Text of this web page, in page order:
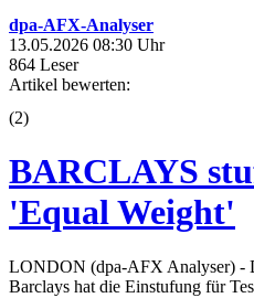
dpa-AFX-Analyser
13.05.2026 08:30 Uhr
864 Leser
Artikel bewerten:
(2)
BARCLAYS
'Equal Weight'
LONDON (dpa-AFX Analyser) -
Barclays hat die Einstufung für